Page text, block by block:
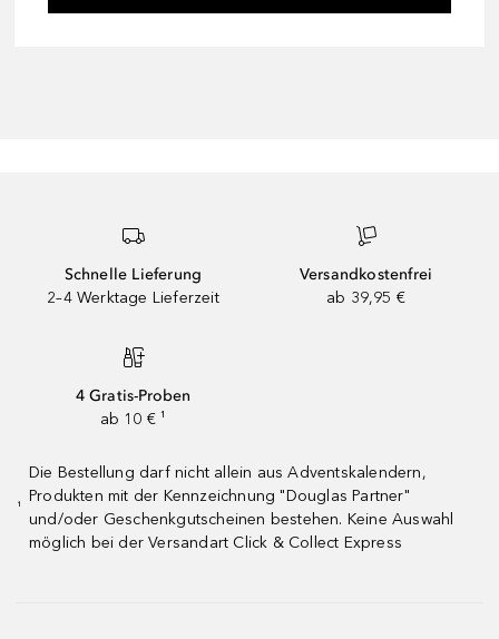
Schnelle Lieferung
2–4 Werktage Lieferzeit
Versandkostenfrei
ab 39,95 €
4 Gratis-Proben
ab 10 € ¹
¹
Die Bestellung darf nicht allein aus Adventskalendern,
Produkten mit der Kennzeichnung "Douglas Partner"
und/oder Geschenkgutscheinen bestehen. Keine Auswahl
möglich bei der Versandart Click & Collect Express